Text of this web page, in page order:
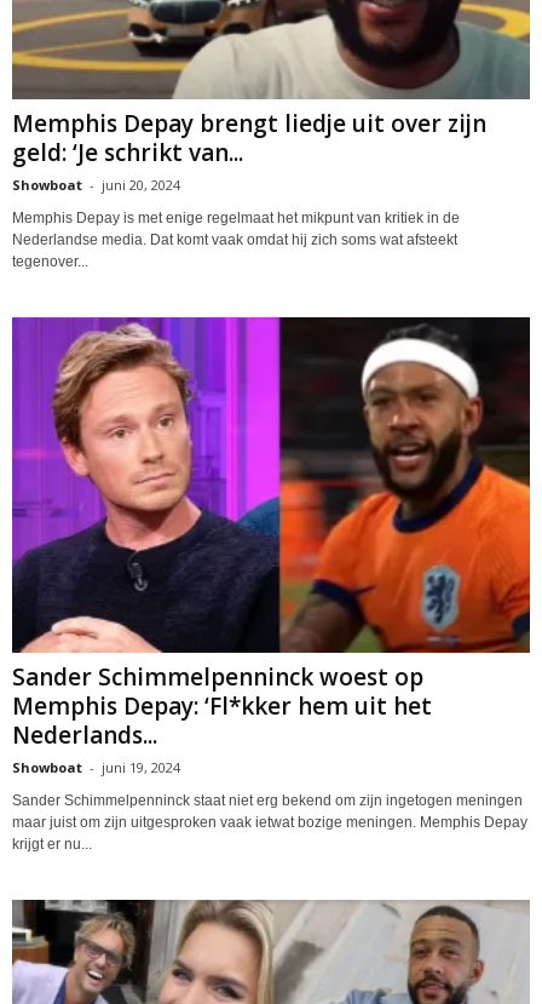
Memphis Depay brengt liedje uit over zijn
geld: ‘Je schrikt van...
Showboat - juni 20, 2024
Memphis Depay is met enige regelmaat het mikpunt van kritiek in de
Nederlandse media. Dat komt vaak omdat hij zich soms wat afsteekt
tegenover...
Sander Schimmelpenninck woest op
Memphis Depay: ‘Fl*kker hem uit het
Nederlands...
Showboat - juni 19, 2024
Sander Schimmelpenninck staat niet erg bekend om zijn ingetogen meningen
maar juist om zijn uitgesproken vaak ietwat bozige meningen. Memphis Depay
krijgt er nu...